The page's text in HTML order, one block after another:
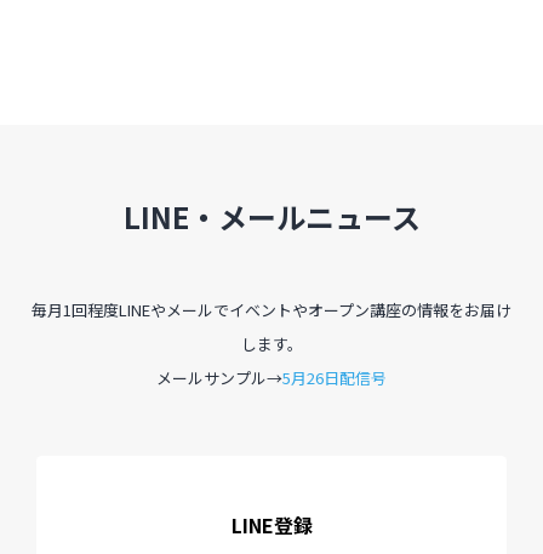
LINE・メールニュース
毎月1回程度LINEやメールでイベントやオープン講座の情報をお届け
します。
メールサンプル→5月26日配信号
LINE登録